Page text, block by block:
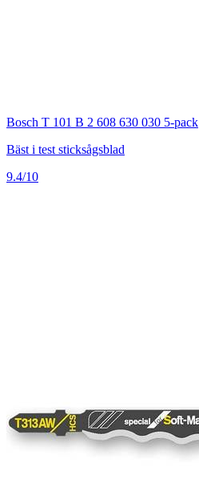
Bosch T 101 B 2 608 630 030 5-pack
Bäst i test sticksågsblad
9.4/10